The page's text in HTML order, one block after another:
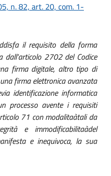
n. 82, art. 20, com. 1-
il requisito della forma
dall'articolo 2702 del Codice
firma digitale, altro tipo di
firma elettronica avanzata
identificazione informatica
processo avente i requisiti
71 con modalitaàtali da
e immodificabilitaàdel
e inequivoca, la sua